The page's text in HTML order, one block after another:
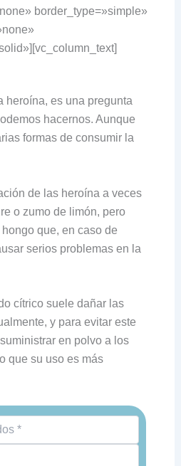
border_type=»simple»
heroína, es una pregunta
hacernos. Aunque
formas de consumir la
de las heroína a veces
o zumo de limón, pero
que, en caso de
serios problemas en la
cítrico suele dañar las
y para evitar este
en polvo a los
que su uso es más